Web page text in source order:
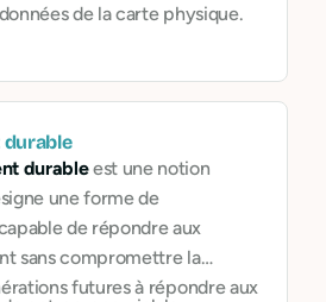
de la carte physique.
durable
durableest une notion
une forme de
de répondre aux
sans compromettre la
futures à répondre aux